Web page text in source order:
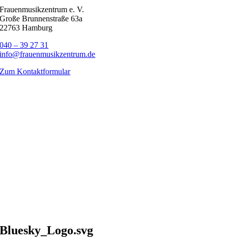
Frauenmusikzentrum e. V.
Große Brunnenstraße 63a
22763 Hamburg
040 – 39 27 31
info@frauenmusikzentrum.de
Zum Kontaktformular
Bluesky_Logo.svg